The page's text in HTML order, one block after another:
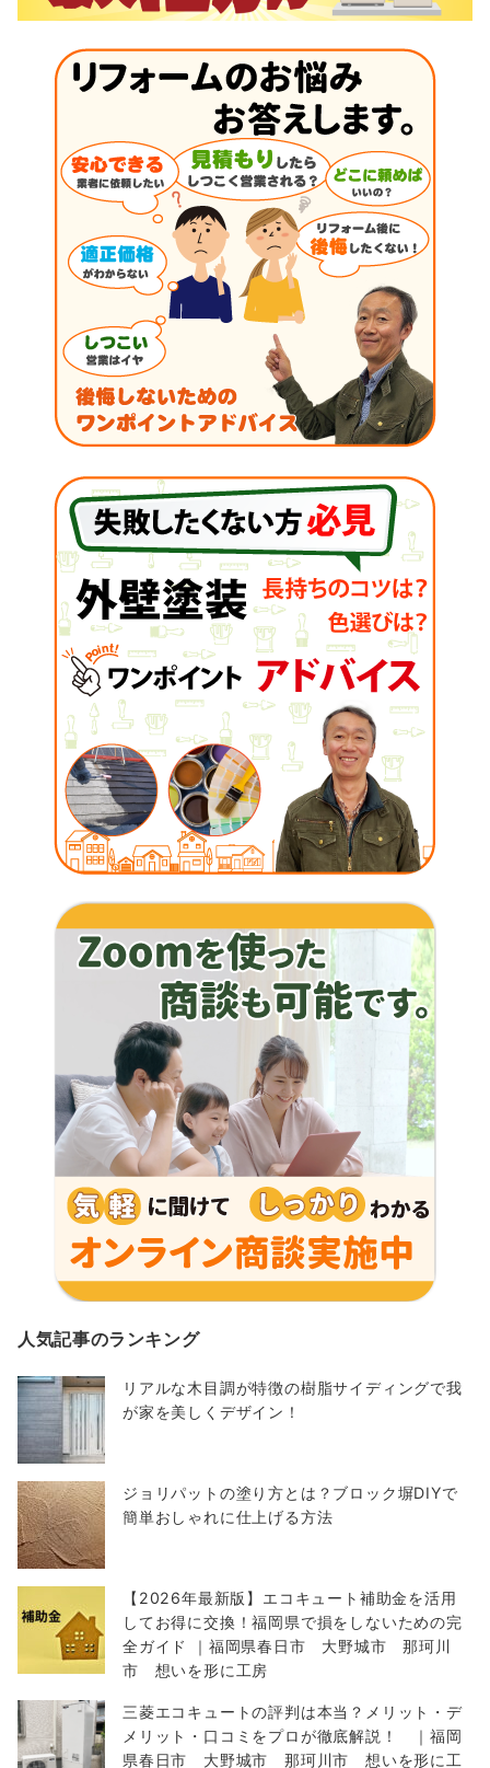
人気記事のランキング
リアルな木目調が特徴の樹脂サイディングで我
が家を美しくデザイン！
ジョリパットの塗り方とは？ブロック塀DIYで
簡単おしゃれに仕上げる方法
【2026年最新版】エコキュート補助金を活用
してお得に交換！福岡県で損をしないための完
全ガイド ｜福岡県春日市 大野城市 那珂川
市 想いを形に工房
三菱エコキュートの評判は本当？メリット・デ
メリット・口コミをプロが徹底解説！ ｜福岡
県春日市 大野城市 那珂川市 想いを形に工